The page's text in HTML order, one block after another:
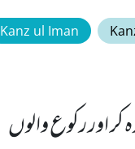
Kanz ul Iman
اور رکوع والوں